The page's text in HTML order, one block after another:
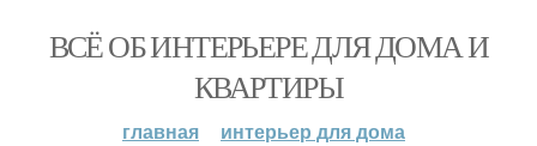
ВСЁ ОБ ИНТЕРЬЕРЕ ДЛЯ ДОМА И
КВАРТИРЫ
главная
интерьер для дома